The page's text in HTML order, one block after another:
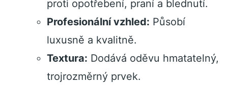
proti opotřebení, praní a blednutí.
Profesionální vzhled: Působí
luxusně a kvalitně.
Textura: Dodává oděvu hmatatelný,
trojrozměrný prvek.